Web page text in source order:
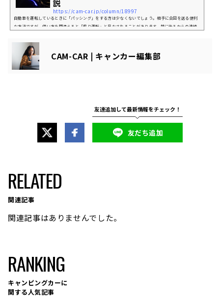
説
https://cam-car.jp/column/18997
自動車を運転しているときに「パッシング」をする方は少なくないでしょう。相手に合図を送る便利
な方法ですが、使い方を間違えると「煽り運転」と見なされることがあります。特に後ろからの連続
です。本記事では「パッシングは煽りにあたるのか？」を徹底解説します。パッシングとは？パッシ
ングとは、自動車のヘッドライトを点滅させて相手に合図を送る行為のことです。一般的には、前方
や対向車に危険を知らせたり、譲り合いを示すため...
CAM-CAR | キャンカー編集部
友だち追加
RELATED
関連記事
関連記事はありませんでした。
RANKING
キャンピングカーに
関する人気記事